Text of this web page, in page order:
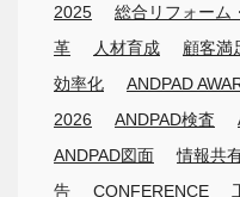
2025
総合リフォーム
革
人材育成 顧客満
効率化
ANDPAD
2026
ANDPAD検査
ANDPAD図面
情報共
告
CONFERENCE